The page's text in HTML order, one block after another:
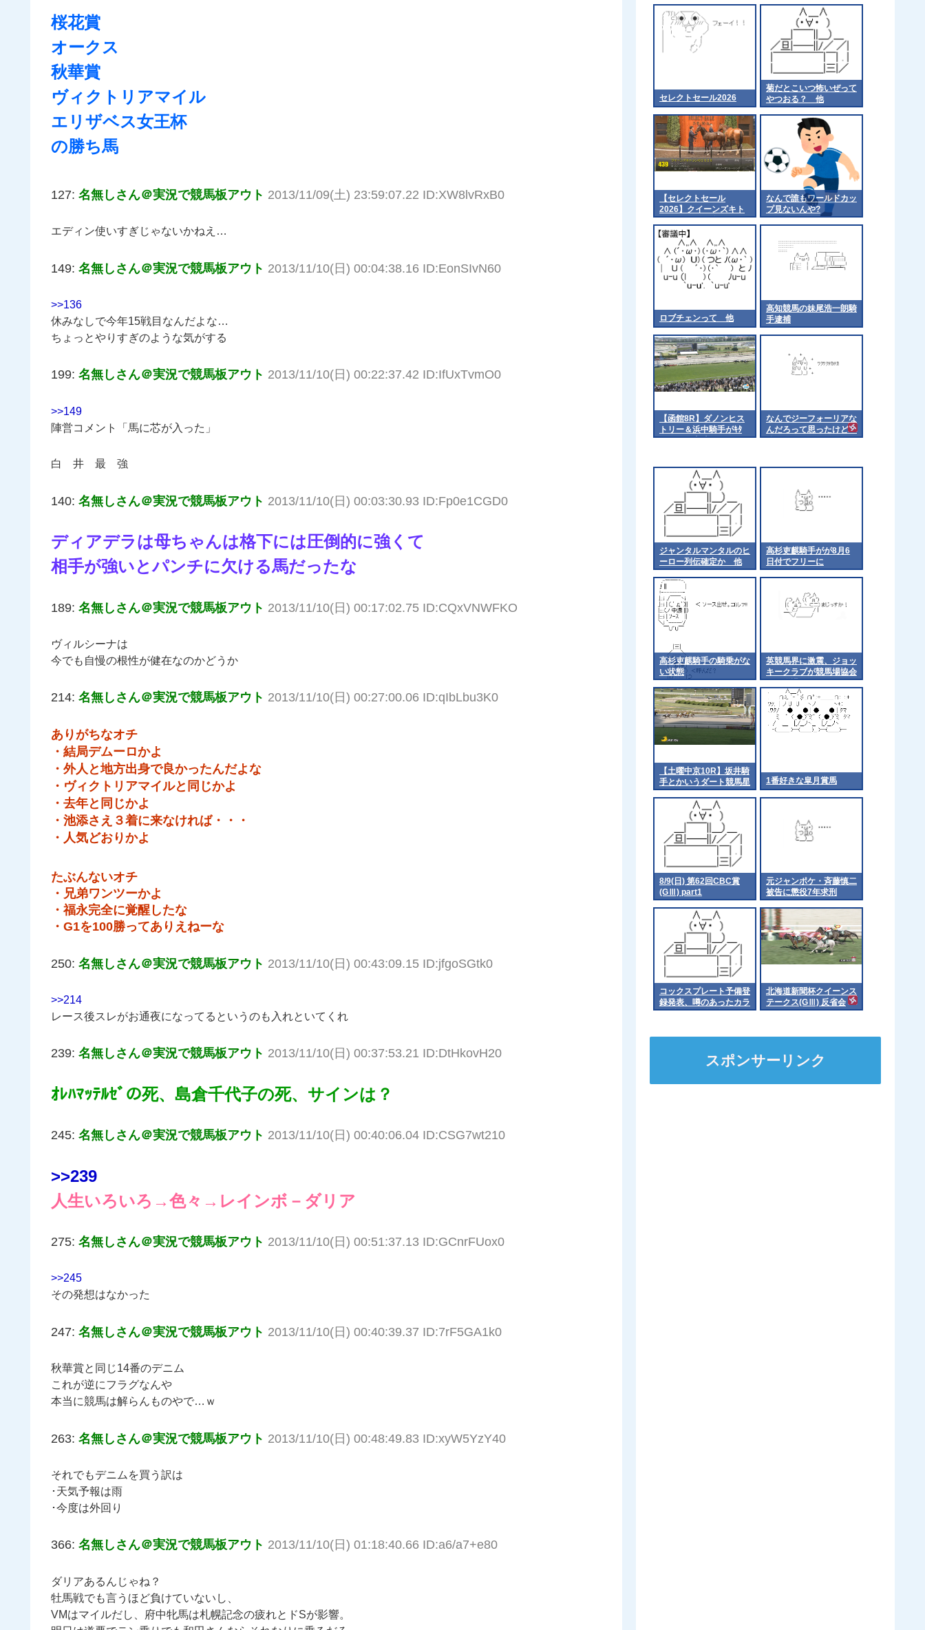
桜花賞
オークス
秋華賞
ヴィクトリアマイル
エリザベス女王杯
の勝ち馬
127: 名無しさん＠実況で競馬板アウト 2013/11/09(土) 23:59:07.22 ID:XW8lvRxB0
エディン使いすぎじゃないかねえ…
149: 名無しさん＠実況で競馬板アウト 2013/11/10(日) 00:04:38.16 ID:EonSIvN60
>>136
休みなしで今年15戦目なんだよな…
ちょっとやりすぎのような気がする
199: 名無しさん＠実況で競馬板アウト 2013/11/10(日) 00:22:37.42 ID:IfUxTvmO0
>>149
陣営コメント「馬に芯が入った」
白 井 最 強
140: 名無しさん＠実況で競馬板アウト 2013/11/10(日) 00:03:30.93 ID:Fp0e1CGD0
ディアデラは母ちゃんは格下には圧倒的に強くて
相手が強いとパンチに欠ける馬だったな
189: 名無しさん＠実況で競馬板アウト 2013/11/10(日) 00:17:02.75 ID:CQxVNWFKO
ヴィルシーナは
今でも自慢の根性が健在なのかどうか
214: 名無しさん＠実況で競馬板アウト 2013/11/10(日) 00:27:00.06 ID:qIbLbu3K0
ありがちなオチ
・結局デムーロかよ
・外人と地方出身で良かったんだよな
・ヴィクトリアマイルと同じかよ
・去年と同じかよ
・池添さえ３着に来なければ・・・
・人気どおりかよ
たぶんないオチ
・兄弟ワンツーかよ
・福永完全に覚醒したな
・G1を100勝ってありえねーな
250: 名無しさん＠実況で競馬板アウト 2013/11/10(日) 00:43:09.15 ID:jfgoSGtk0
>>214
レース後スレがお通夜になってるというのも入れといてくれ
239: 名無しさん＠実況で競馬板アウト 2013/11/10(日) 00:37:53.21 ID:DtHkovH20
ｵﾚﾊﾏｯﾃﾙｾﾞの死、島倉千代子の死、サインは？
245: 名無しさん＠実況で競馬板アウト 2013/11/10(日) 00:40:06.04 ID:CSG7wt210
>>239
人生いろいろ→色々→レインボ－ダリア
275: 名無しさん＠実況で競馬板アウト 2013/11/10(日) 00:51:37.13 ID:GCnrFUox0
>>245
その発想はなかった
247: 名無しさん＠実況で競馬板アウト 2013/11/10(日) 00:40:39.37 ID:7rF5GA1k0
秋華賞と同じ14番のデニム
これが逆にフラグなんや
本当に競馬は解らんものやで…ｗ
263: 名無しさん＠実況で競馬板アウト 2013/11/10(日) 00:48:49.83 ID:xyW5YzY40
それでもデニムを買う訳は
･天気予報は雨
･今度は外回り
366: 名無しさん＠実況で競馬板アウト 2013/11/10(日) 01:18:40.66 ID:a6/a7+e80
ダリアあるんじゃね？
牡馬戦でも言うほど負けていないし、
VMはマイルだし、府中牝馬は札幌記念の疲れとドSが影響。
セレクトセール2026
菊だとこいつ怖いぜって
やつおる？ 他
【セレクトセール
2026】クイーンズキト
ゥンの2026（父エフフ
ォーリア）1億4千万円
で落札 他
なんで誰もワールドカッ
プ見ないんや?
ロブチェンって 他
高知競馬の妹尾浩一朗騎
手逮捕
【函館8R】ダノンヒス
トリー＆浜中騎手がｷﾀ
━━━━(ﾟ∀ﾟ)━━━━!!
なんでジーフォーリアな
んだろって思ったけど
他
ジャンタルマンタルのヒ
ーロー列伝確定か 他
高杉吏麒騎手がが8月6
日付でフリーに
高杉吏麒騎手の騎乗がな
い状態
英競馬界に激震、ジョッ
キークラブが競馬場協会
から脱退
【土曜中京10R】坂井騎
手とかいうダート競馬星
人
1番好きな皐月賞馬
8/9(日) 第62回CBC賞
(GⅢ) part1
元ジャンポケ・斉藤慎二
被告に懲役7年求刑
コックスプレート予備登
録発表、噂のあったカラ
ンダガンは登録無しで再
北海道新聞杯クイーンス
テークス(GⅢ) 反省会
スポンサーリンク